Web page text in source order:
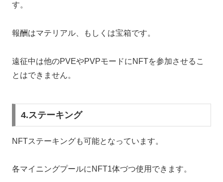
す。
報酬はマテリアル、もしくは宝箱です。
遠征中は他のPVEやPVPモードにNFTを参加させるこ
とはできません。
4.ステーキング
NFTステーキングも可能となっています。
各マイニングプールにNFT1体づつ使用できます。